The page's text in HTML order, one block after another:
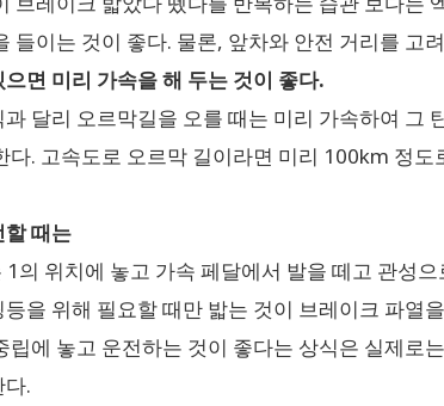
들이는 것이 좋다. 물론, 앞차와 안전 거리를 고
면 미리 가속을 해 두는 것이 좋다.
달리 오르막길을 오를 때는 미리 가속하여 그
다. 고속도로 오르막 길이라면 미리 100km 정도
할 때는
1의 위치에 놓고 가속 페달에서 발을 떼고 관성
을 위해 필요할 때만 밟는 것이 브레이크 파열
립에 놓고 운전하는 것이 좋다는 상식은 실제로
.